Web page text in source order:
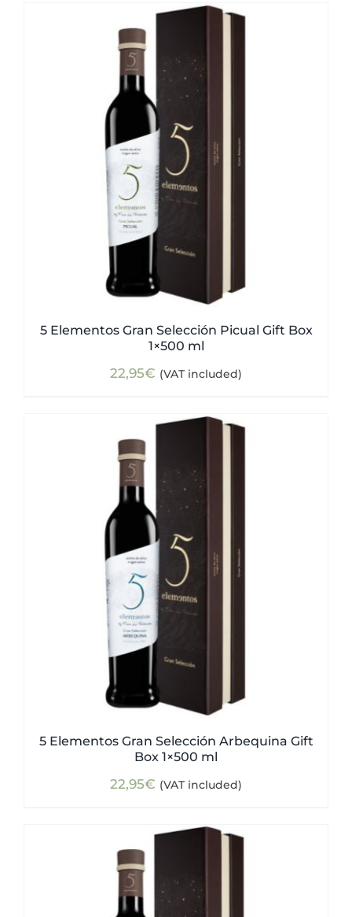
5 Elementos Gran Selección Picual Gift Box
1×500 ml
22,95€ (VAT included)
5 Elementos Gran Selección Arbequina Gift
Box 1×500 ml
22,95€ (VAT included)